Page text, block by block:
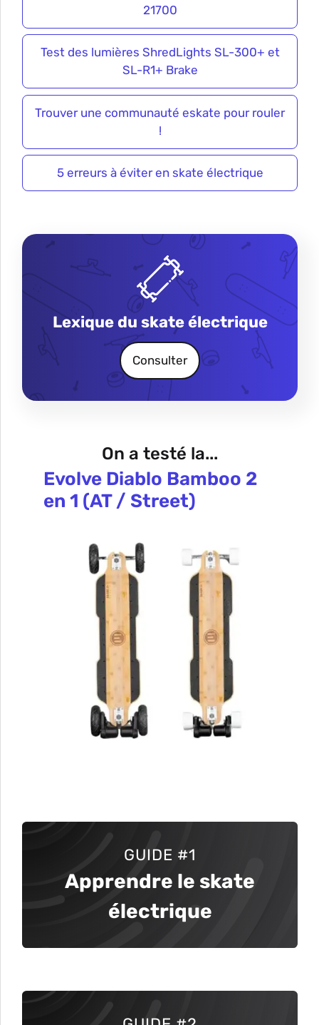
21700
Test des lumières ShredLights SL-300+ et
SL-R1+ Brake
Trouver une communauté eskate pour rouler
!
5 erreurs à éviter en skate électrique
Lexique du skate électrique
Consulter
On a testé la...
Evolve Diablo Bamboo 2
en 1 (AT / Street)
GUIDE #1
Apprendre le skate
électrique